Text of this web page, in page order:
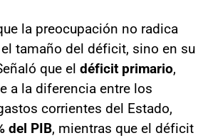
la preocupación no radica
tamaño del déficit, sino en su
que el déficit primario,
a la diferencia entre los
corrientes del Estado,
del PIB, mientras que el déficit